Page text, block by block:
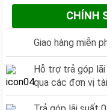
CHÍNH
Giao hàng miễn
Hỗ trợ trả góp
qua các đơn vị